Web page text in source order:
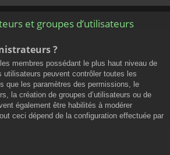
et groupes d’utilisateurs
?
membres possédant le plus haut niveau de
utilisateurs peuvent contrôler toutes les
que les paramètres des permissions, le
la création de groupes d’utilisateurs ou de
également être habilités à modérer
ceci dépend de la configuration effectuée par